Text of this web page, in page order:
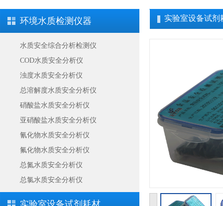
环境水质检测仪器
水质安全综合分析检测仪
COD水质安全分析仪
浊度水质安全分析仪
总溶解度水质安全分析仪
硝酸盐水质安全分析仪
亚硝酸盐水质安全分析仪
氰化物水质安全分析仪
氟化物水质安全分析仪
总氮水质安全分析仪
总氯水质安全分析仪
实验室设备试剂耗材
实验室设备试剂